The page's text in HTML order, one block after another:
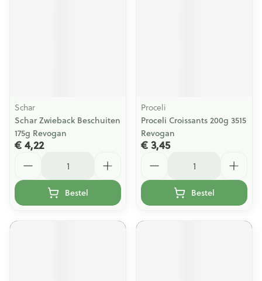
Schar
Schar Zwieback Beschuiten
175g Revogan
€ 4,22
Bestel
Proceli
Proceli Croissants 200g 3515
Revogan
€ 3,45
Bestel